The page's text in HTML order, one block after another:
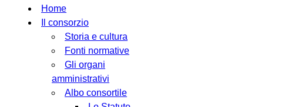
Home
Il consorzio
Storia e cultura
Fonti normative
Gli organi
amministrativi
Albo consortile